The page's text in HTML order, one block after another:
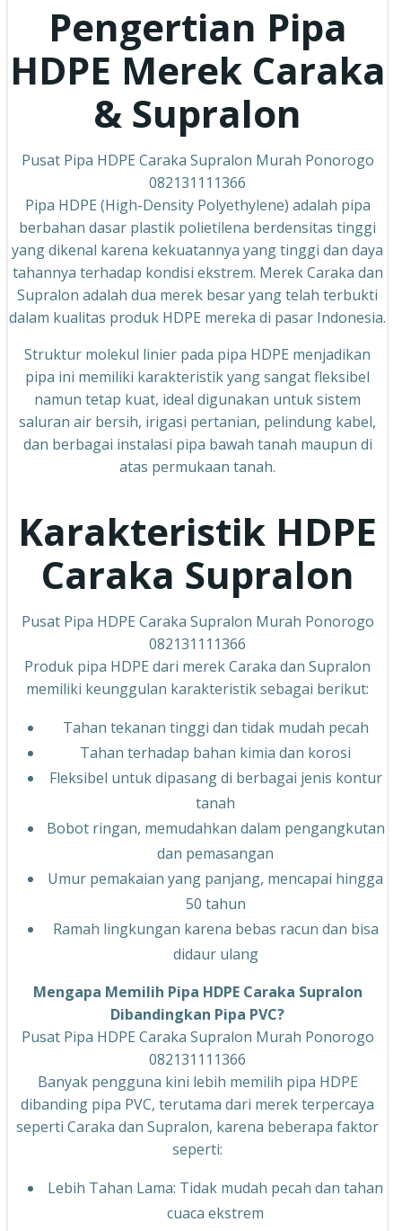
Pengertian Pipa
HDPE Merek Caraka
& Supralon
Pusat Pipa HDPE Caraka Supralon Murah Ponorogo
082131111366
Pipa HDPE (High-Density Polyethylene) adalah pipa
berbahan dasar plastik polietilena berdensitas tinggi
yang dikenal karena kekuatannya yang tinggi dan daya
tahannya terhadap kondisi ekstrem. Merek Caraka dan
Supralon adalah dua merek besar yang telah terbukti
dalam kualitas produk HDPE mereka di pasar Indonesia.
Struktur molekul linier pada pipa HDPE menjadikan
pipa ini memiliki karakteristik yang sangat fleksibel
namun tetap kuat, ideal digunakan untuk sistem
saluran air bersih, irigasi pertanian, pelindung kabel,
dan berbagai instalasi pipa bawah tanah maupun di
atas permukaan tanah.
Karakteristik HDPE
Caraka Supralon
Pusat Pipa HDPE Caraka Supralon Murah Ponorogo
082131111366
Produk pipa HDPE dari merek Caraka dan Supralon
memiliki keunggulan karakteristik sebagai berikut:
Tahan tekanan tinggi dan tidak mudah pecah
Tahan terhadap bahan kimia dan korosi
Fleksibel untuk dipasang di berbagai jenis kontur
tanah
Bobot ringan, memudahkan dalam pengangkutan
dan pemasangan
Umur pemakaian yang panjang, mencapai hingga
50 tahun
Ramah lingkungan karena bebas racun dan bisa
didaur ulang
Mengapa Memilih Pipa HDPE Caraka Supralon
Dibandingkan Pipa PVC?
Pusat Pipa HDPE Caraka Supralon Murah Ponorogo
082131111366
Banyak pengguna kini lebih memilih pipa HDPE
dibanding pipa PVC, terutama dari merek terpercaya
seperti Caraka dan Supralon, karena beberapa faktor
seperti:
Lebih Tahan Lama: Tidak mudah pecah dan tahan
cuaca ekstrem